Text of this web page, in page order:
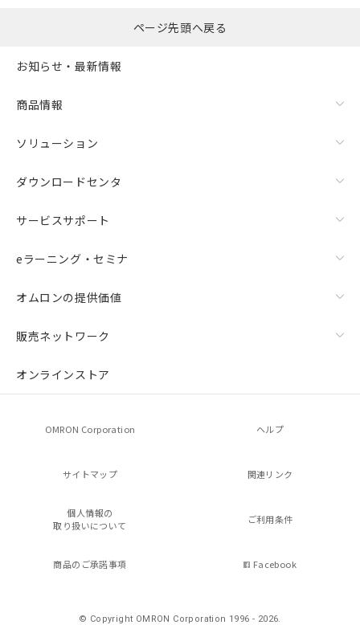
ページ先頭へ戻る
お知らせ・最新情報
商品情報
ソリューション
ダウンロードセンタ
サービスサポート
eラーニング・セミナ
オムロンの提供価値
販売ネットワーク
オンラインストア
OMRON Corporation ヘルプ
サイトマップ 関連リンク
個人情報の
取り扱いについて
ご利用条件
商品のご承諾事項 Facebook
© Copyright OMRON Corporation 1996 - 2026.